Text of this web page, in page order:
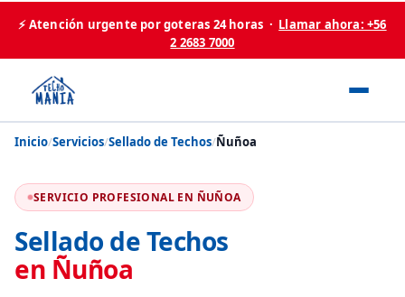
⚡ Atención urgente por goteras 24 horas · Llamar ahora: +56
2 2683 7000
Inicio/Servicios/Sellado de Techos/Ñuñoa
SERVICIO PROFESIONAL EN ÑUÑOA
Sellado de Techos
en Ñuñoa